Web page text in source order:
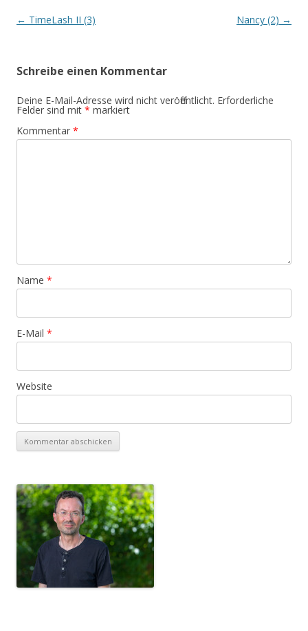
Beitrags-
← TimeLash II (3) Nancy (2) →
Schreibe einen Kommentar
Deine E-Mail-Adresse wird nicht veröffentlicht. Erforderliche
Felder sind mit * markiert
Kommentar *
Name *
E-Mail *
Website